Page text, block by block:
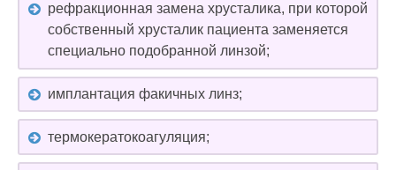
рефракционная замена хрусталика, при которой
собственный хрусталик пациента заменяется
специально подобранной линзой;
имплантация факичных линз;
термокератокоагуляция;